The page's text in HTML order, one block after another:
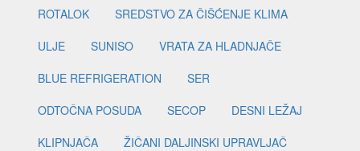
ROTALOK
SREDSTVO ZA ČIŠĆENJE KLIMA
ULJE
SUNISO
VRATA ZA HLADNJAČE
BLUE REFRIGERATION
SER
ODTOČNA POSUDA
SECOP
DESNI LEŽAJ
KLIPNJAČA
ŽIČANI DALJINSKI UPRAVLJAČ